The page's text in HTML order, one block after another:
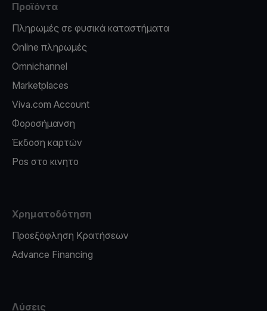
Προϊόντα
Πληρωμές σε φυσικά καταστήματα
Online πληρωμές
Omnichannel
Marketplaces
Viva.com Account
Φοροσήμανση
Έκδοση καρτών
Pos στο κινητο
Χρηματοδότηση
Προεξόφληση Κρατήσεων
Advance Financing
Λύσεις